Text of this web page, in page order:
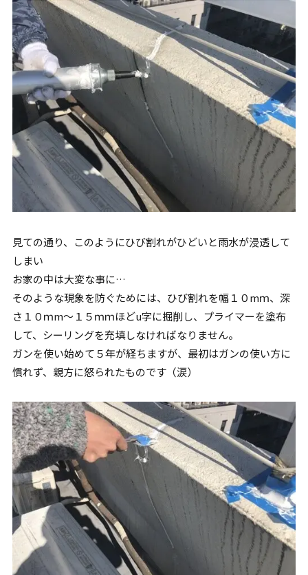
見ての通り、このようにひび割れがひどいと雨水が浸透して
しまい
お家の中は大変な事に…
そのような現象を防ぐためには、ひび割れを幅１０mｍ、深
さ１０ｍm～１５ｍｍほどu字に掘削し、プライマーを塗布
して、シーリングを充填しなければなりません。
ガンを使い始めて５年が経ちますが、最初はガンの使い方に
慣れず、親方に怒られたものです（涙）